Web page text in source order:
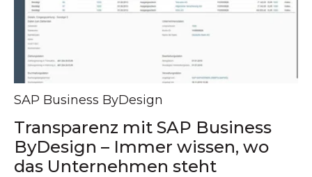
SAP Business ByDesign
Transparenz mit SAP Business
ByDesign – Immer wissen, wo
das Unternehmen steht